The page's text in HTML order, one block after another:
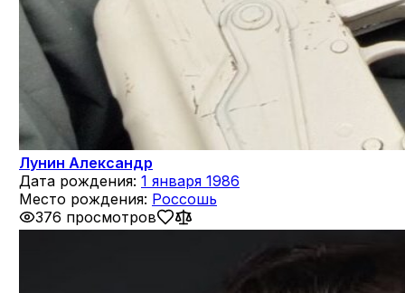
Лунин Александр
Дата рождения: 1 января 1986
Место рождения: Россошь
376 просмотров